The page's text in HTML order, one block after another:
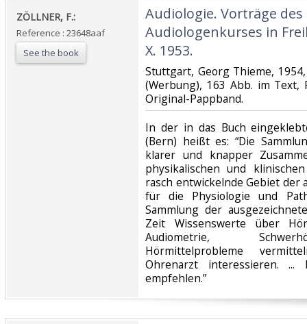
‎ZÖLLNER, F.:‎
Reference : 23648aaf
See the book
‎Audiologie. Vorträge
Audiologenkurses in
X. 1953.‎
‎Stuttgart, Georg Thieme,
(Werbung), 163 Abb. im Text,
Original-Pappband.‎
‎In der in das Buch
(Bern) heißt es: “Die
klarer und knapper
physikalischen und
rasch entwickelnde Gebiet
für die Physiologie und
Sammlung der
Zeit Wissenswerte über
Audiometrie,
Hörmittelprobleme
Ohrenarzt interessieren.
empfehlen.” ‎